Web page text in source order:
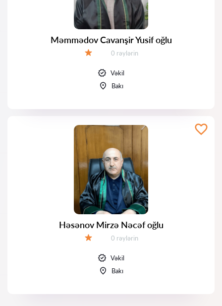
Məmmədov Cavanşir Yusif oğlu
Rəylər:
0 rəylərin
Vəkil
Bakı
Həsənov Mirzə Nəcəf oğlu
Rəylər:
0 rəylərin
Vəkil
Bakı